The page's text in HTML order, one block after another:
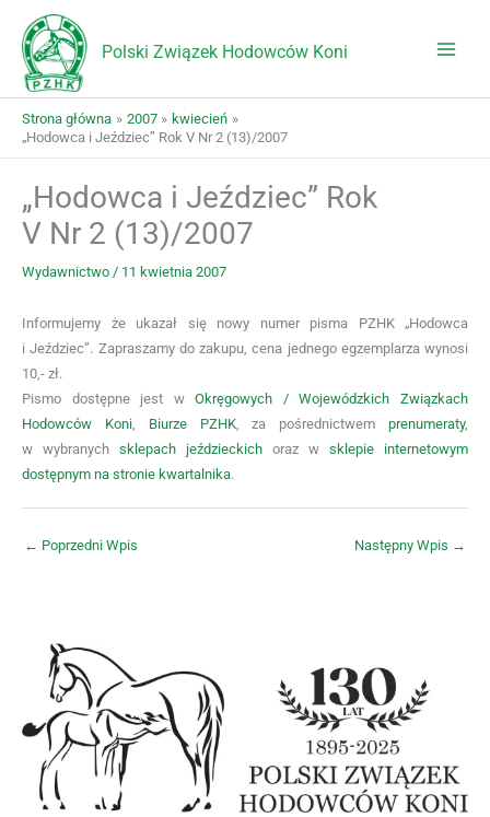
treści
Polski Związek Hodowców Koni
Strona główna 2007
kwiecień
„Hodowca i Jeździec” Rok V Nr 2 (13)/2007
„Hodowca i Jeździec” Rok
V Nr 2 (13)/2007
Wydawnictwo / 11 kwietnia 2007
Informujemy że ukazał się nowy numer pisma PZHK „Hodowca
i Jeździec”. Zapraszamy do zakupu, cena jednego egzemplarza wynosi
10,- zł.
Pismo dostępne jest wOkręgowych / Wojewódzkich Związkach
Hodowców Koni, Biurze PZHK, za pośrednictwemprenumeraty,
w wybranych sklepach jeździeckich oraz w sklepie internetowym
dostępnym na stronie kwartalnika.
← Poprzedni Wpis Następny Wpis →